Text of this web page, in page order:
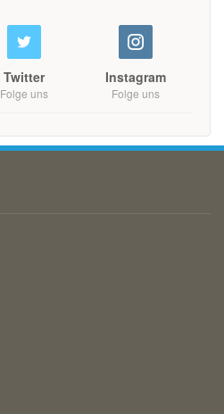
Twitter
Folge uns
Instagram
Folge uns